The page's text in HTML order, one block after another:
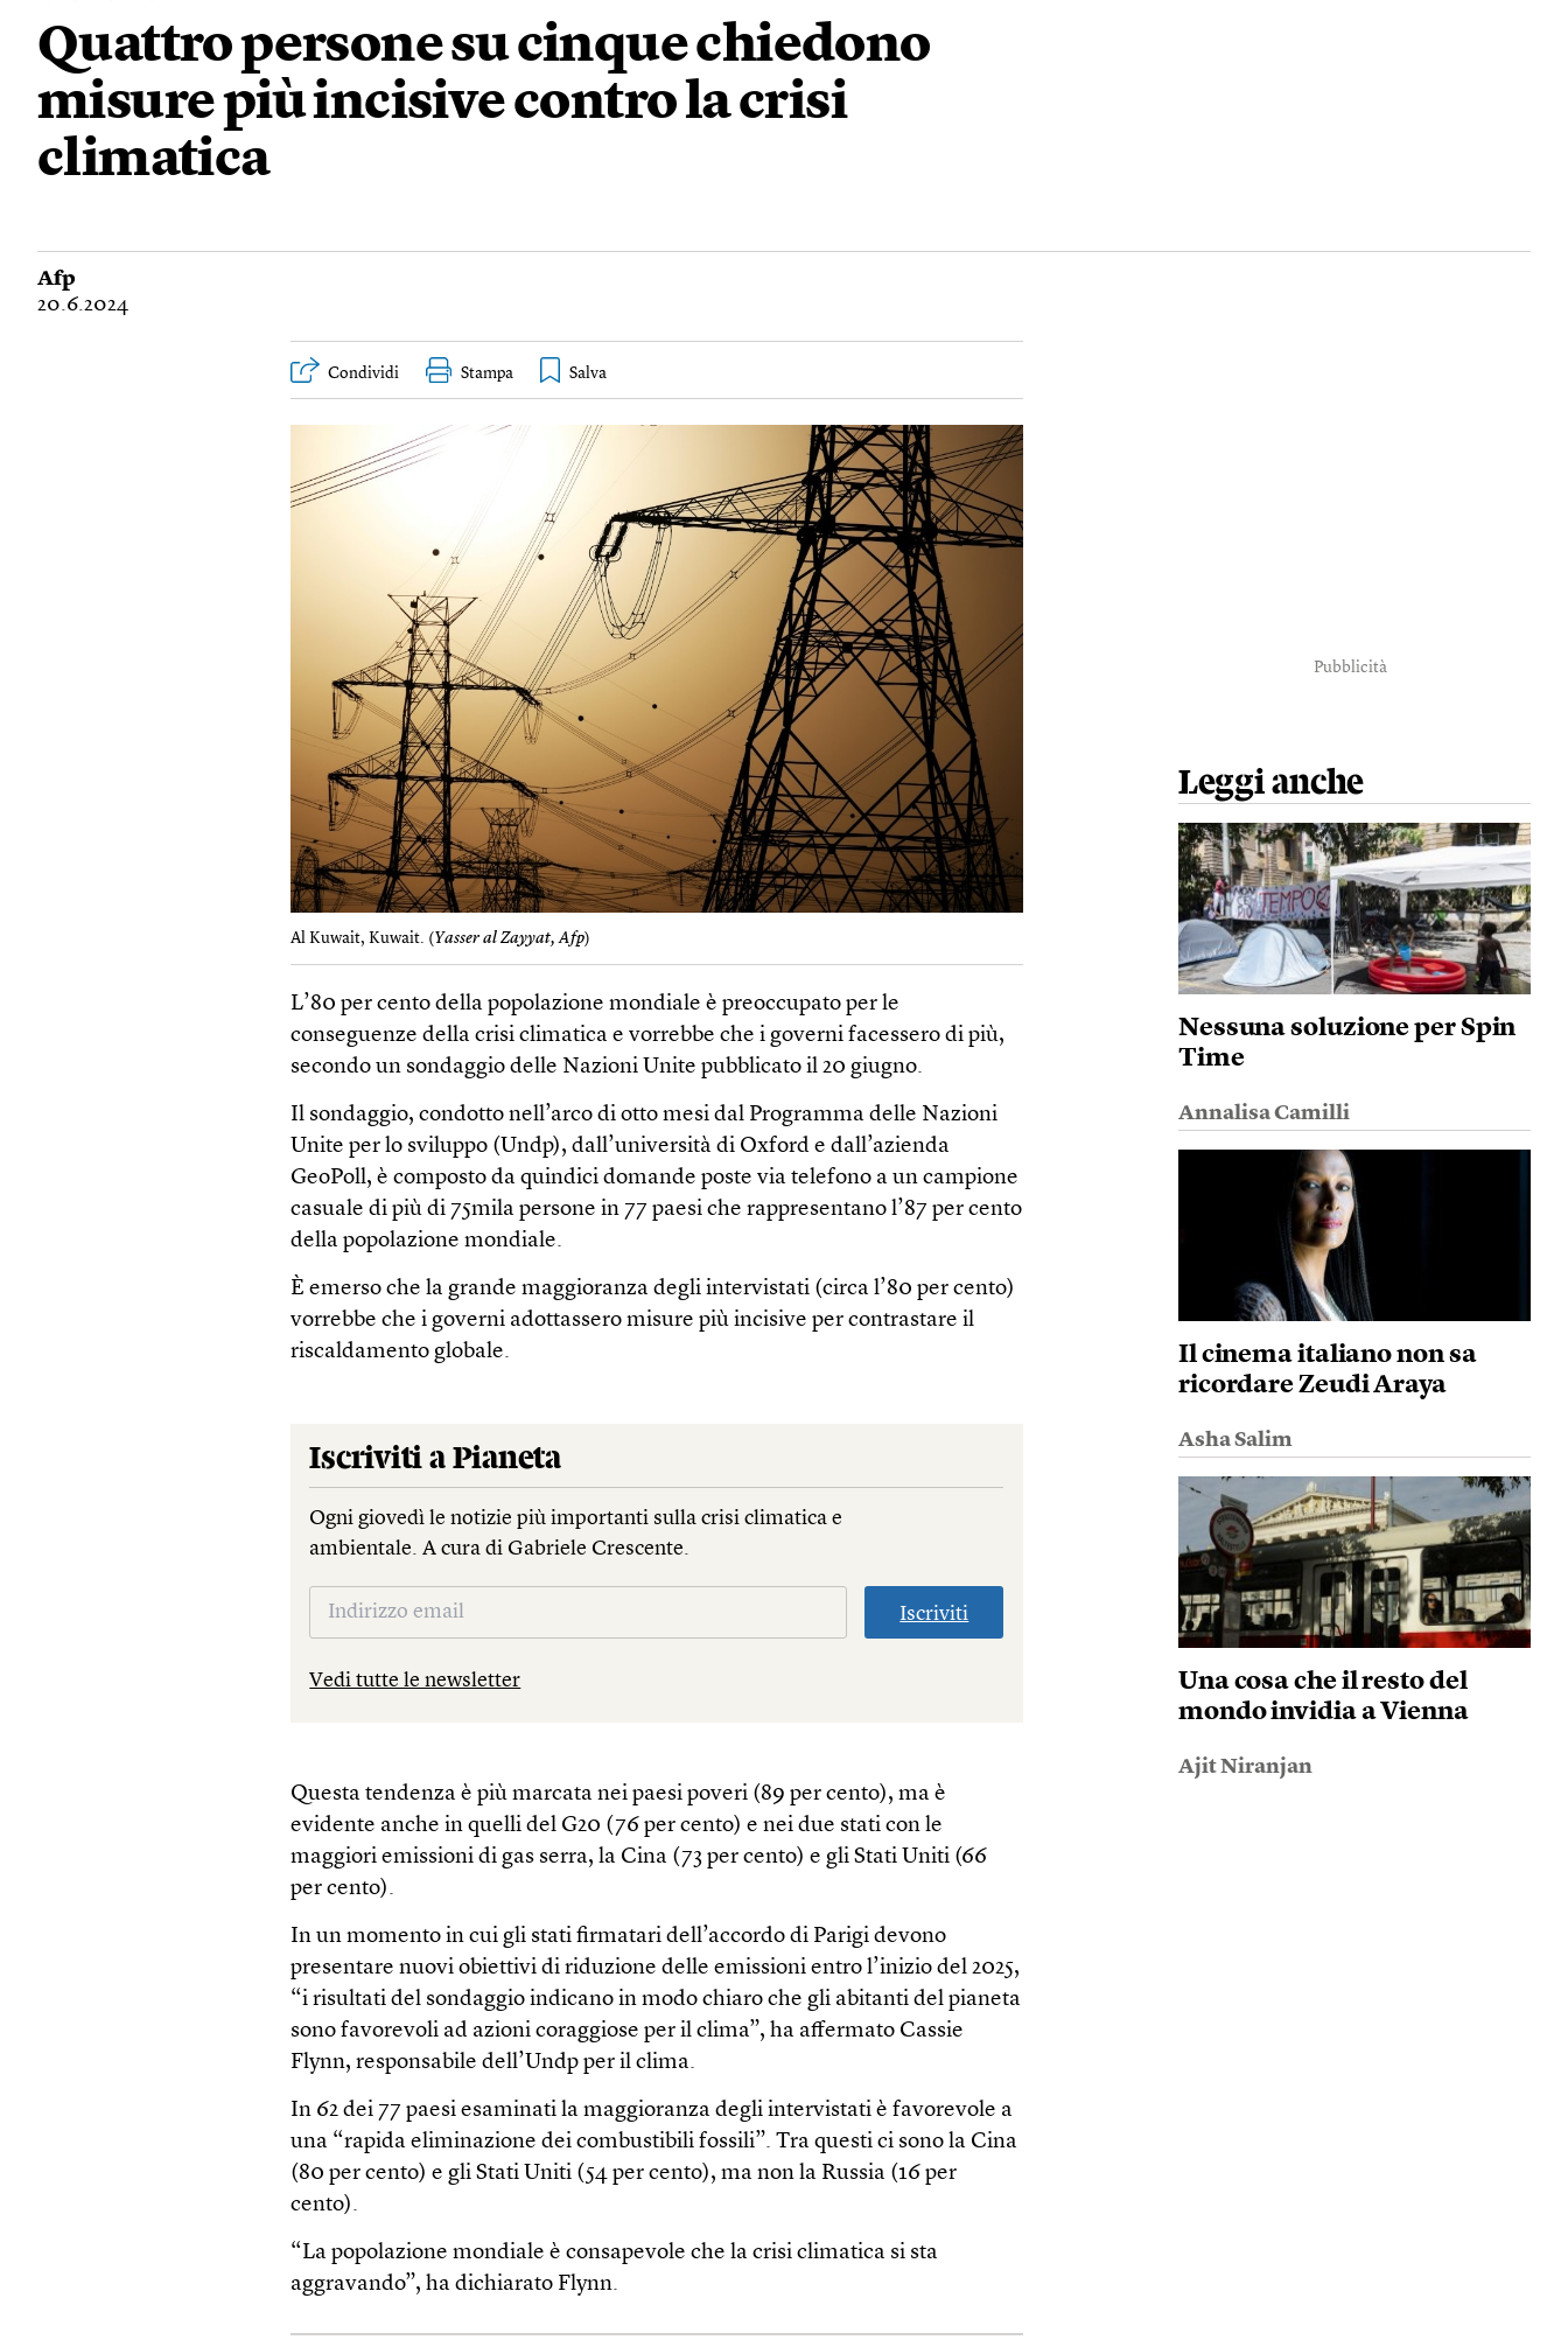
Quattro persone su cinque chiedono
misure più incisive contro la crisi
climatica
Afp
20.6.2024
Condividi Stampa
Al Kuwait, Kuwait. ( Yasser al Zayyat, Afp)
L’80 per cento della popolazione mondiale è preoccupato per le
conseguenze della crisi climatica e vorrebbe che i governi facessero di più,
secondo un sondaggio delle Nazioni Unite pubblicato il 20 giugno.
Il sondaggio, condotto nell’arco di otto mesi dal Programma delle Nazioni
Unite per lo sviluppo (Undp), dall’università di Oxford e dall’azienda
GeoPoll, è composto da quindici domande poste via telefono a un campione
casuale di più di 75mila persone in 77 paesi che rappresentano l’87 per cento
della popolazione mondiale.
È emerso che la grande maggioranza degli intervistati (circa l’80 per cento)
vorrebbe che i governi adottassero misure più incisive per contrastare il
riscaldamento globale.
Iscriviti a Pianeta
Ogni giovedì le notizie più importanti sulla crisi climatica e
ambientale. A cura di Gabriele Crescente.
Iscriviti
Vedi tutte le newsletter
Questa tendenza è più marcata nei paesi poveri (89 per cento), ma è
evidente anche in quelli del G20 (76 per cento) e nei due stati con le
maggiori emissioni di gas serra, la Cina (73 per cento) e gli Stati Uniti (66
per cento).
In un momento in cui gli stati firmatari dell’accordo di Parigi devono
presentare nuovi obiettivi di riduzione delle emissioni entro l’inizio del 2025,
“i risultati del sondaggio indicano in modo chiaro che gli abitanti del pianeta
sono favorevoli ad azioni coraggiose per il clima”, ha affermato Cassie
Flynn, responsabile dell’Undp per il clima.
In 62 dei 77 paesi esaminati la maggioranza degli intervistati è favorevole a
una “rapida eliminazione dei combustibili fossili”. Tra questi ci sono la Cina
(80 per cento) e gli Stati Uniti (54 per cento), ma non la Russia (16 per
cento).
“La popolazione mondiale è consapevole che la crisi climatica si sta
aggravando”, ha dichiarato Flynn.
Pubblicità
Leggi anche
Nessuna soluzione per Spin
Time
Annalisa Camilli
Il cinema italiano non sa
ricordare Zeudi Araya
Asha Salim
Una cosa che il resto del
mondo invidia a Vienna
Ajit Niranjan